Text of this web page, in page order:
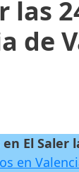
las
de
El Saler
en